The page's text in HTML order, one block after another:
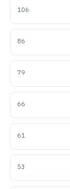
106
86
79
66
61
53